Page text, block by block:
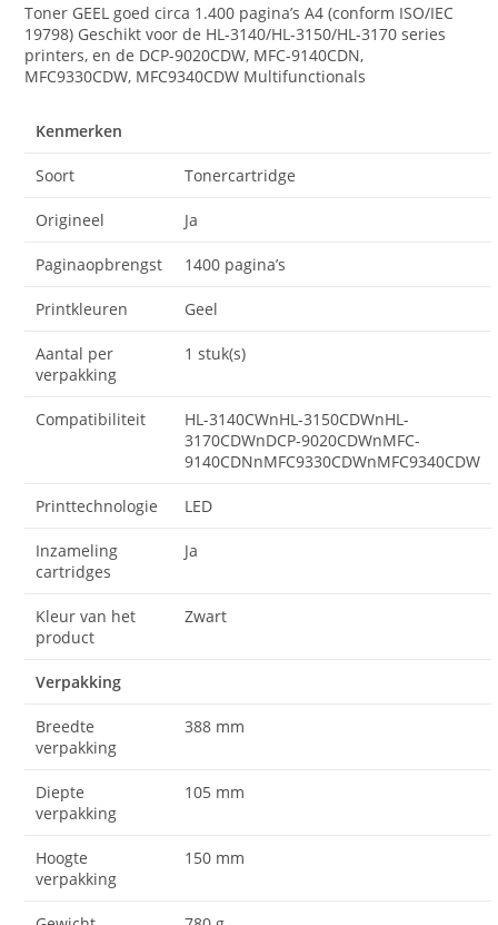
Toner GEEL goed circa 1.400 pagina’s A4 (conform ISO/IEC
19798) Geschikt voor de HL-3140/HL-3150/HL-3170 series
printers, en de DCP-9020CDW, MFC-9140CDN,
MFC9330CDW, MFC9340CDW Multifunctionals
Kenmerken
Soort Tonercartridge
Origineel Ja
Paginaopbrengst 1400 pagina’s
Printkleuren Geel
Aantal per
verpakking
1 stuk(s)
Compatibiliteit
HL-3140CWnHL-3150CDWnHL-
3170CDWnDCP-9020CDWnMFC-
9140CDNnMFC9330CDWnMFC9340CDW
Printtechnologie LED
Inzameling
cartridges
Ja
Kleur van het
product
Zwart
Verpakking
Breedte
verpakking
388 mm
Diepte
verpakking
105 mm
Hoogte
verpakking
150 mm